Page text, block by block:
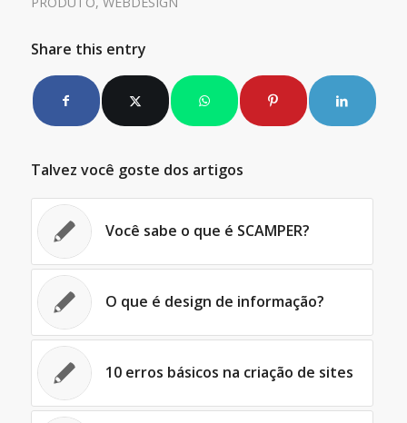
Share this entry
Talvez você goste dos artigos
Você sabe o que é SCAMPER?
O que é design de informação?
10 erros básicos na criação de sites